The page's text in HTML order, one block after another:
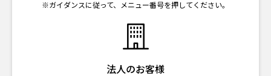
※ガイダンスに従って、メニュー番号を押してください。
法人のお客様